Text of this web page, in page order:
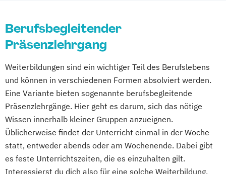
Informationsmanagement
Management in der Medizin
Visual Anthropology
Media and Documentary Practices
Berufsbegleitender
Präsenzlehrgang
Weiterbildungen sind ein wichtiger Teil des Berufslebens
und können in verschiedenen Formen absolviert werden.
Eine Variante bieten sogenannte berufsbegleitende
Präsenzlehrgänge. Hier geht es darum, sich das nötige
Wissen innerhalb kleiner Gruppen anzueignen.
Üblicherweise findet der Unterricht einmal in der Woche
statt, entweder abends oder am Wochenende. Dabei gibt
es feste Unterrichtszeiten, die es einzuhalten gilt.
Interessierst du dich also für eine solche Weiterbildung,